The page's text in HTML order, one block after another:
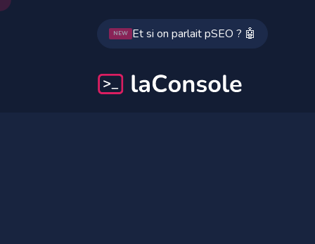
NEW Et si on parlait pSEO ? 🤖